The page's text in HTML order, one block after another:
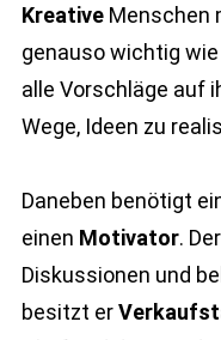
Kreative Menschen
genauso wichtig wie
alle Vorschläge auf
Wege, Ideen zu
Daneben benötigt
einen Motivator.
Diskussionen und
besitzt er